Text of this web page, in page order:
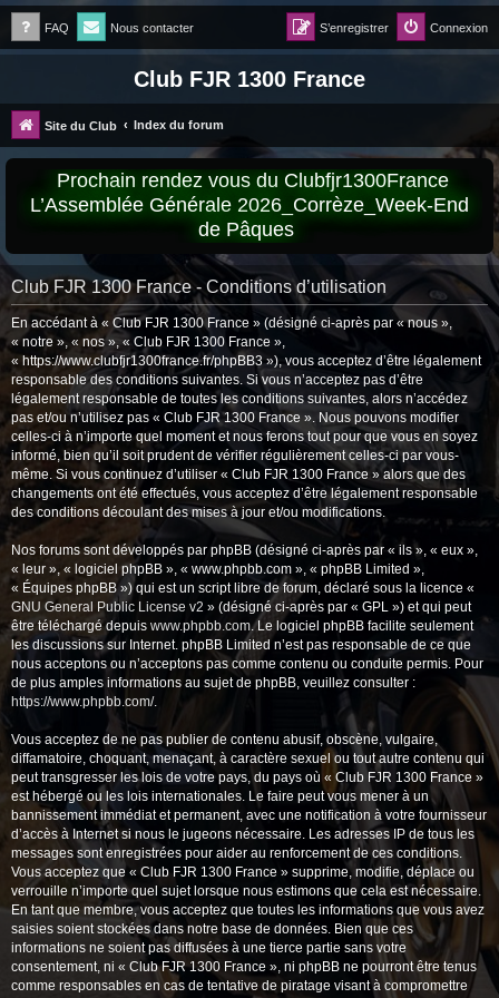
FAQ Nous contacter Connexion
S’enregistrer
Club FJR 1300 France
Site du Club Index du forum
Prochain rendez vous du Clubfjr1300France
L’Assemblée Générale 2026_Corrèze_Week-End
de Pâques
Club FJR 1300 France - Conditions d’utilisation
En accédant à « Club FJR 1300 France » (désigné ci-après par « nous »,
« notre », « nos », « Club FJR 1300 France »,
« https://www.clubfjr1300france.fr/phpBB3 »), vous acceptez d’être légalement
responsable des conditions suivantes. Si vous n’acceptez pas d’être
légalement responsable de toutes les conditions suivantes, alors n’accédez
pas et/ou n’utilisez pas « Club FJR 1300 France ». Nous pouvons modifier
celles-ci à n’importe quel moment et nous ferons tout pour que vous en soyez
informé, bien qu’il soit prudent de vérifier régulièrement celles-ci par vous-
même. Si vous continuez d’utiliser « Club FJR 1300 France » alors que des
changements ont été effectués, vous acceptez d’être légalement responsable
des conditions découlant des mises à jour et/ou modifications.
Nos forums sont développés par phpBB (désigné ci-après par « ils », « eux »,
« leur », « logiciel phpBB », « www.phpbb.com », « phpBB Limited »,
« Équipes phpBB ») qui est un script libre de forum, déclaré sous la licence «
GNU General Public License v2 » (désigné ci-après par « GPL ») et qui peut
être téléchargé depuis www.phpbb.com. Le logiciel phpBB facilite seulement
les discussions sur Internet. phpBB Limited n’est pas responsable de ce que
nous acceptons ou n’acceptons pas comme contenu ou conduite permis. Pour
de plus amples informations au sujet de phpBB, veuillez consulter :
https://www.phpbb.com/.
Vous acceptez de ne pas publier de contenu abusif, obscène, vulgaire,
diffamatoire, choquant, menaçant, à caractère sexuel ou tout autre contenu qui
peut transgresser les lois de votre pays, du pays où « Club FJR 1300 France »
est hébergé ou les lois internationales. Le faire peut vous mener à un
bannissement immédiat et permanent, avec une notification à votre fournisseur
d’accès à Internet si nous le jugeons nécessaire. Les adresses IP de tous les
messages sont enregistrées pour aider au renforcement de ces conditions.
Vous acceptez que « Club FJR 1300 France » supprime, modifie, déplace ou
verrouille n’importe quel sujet lorsque nous estimons que cela est nécessaire.
En tant que membre, vous acceptez que toutes les informations que vous avez
saisies soient stockées dans notre base de données. Bien que ces
informations ne soient pas diffusées à une tierce partie sans votre
consentement, ni « Club FJR 1300 France », ni phpBB ne pourront être tenus
comme responsables en cas de tentative de piratage visant à compromettre